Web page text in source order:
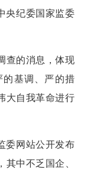
央纪委国家监委
查的消息，体现
的基调、严的措
大自我革命进行
委网站公开发布
其中不乏国企、